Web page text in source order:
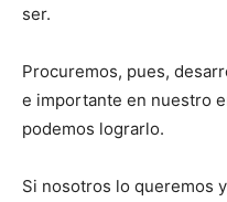
ser.
Procuremos, pues,
e importante en nuestro
podemos lograrlo.
Si nosotros lo queremos